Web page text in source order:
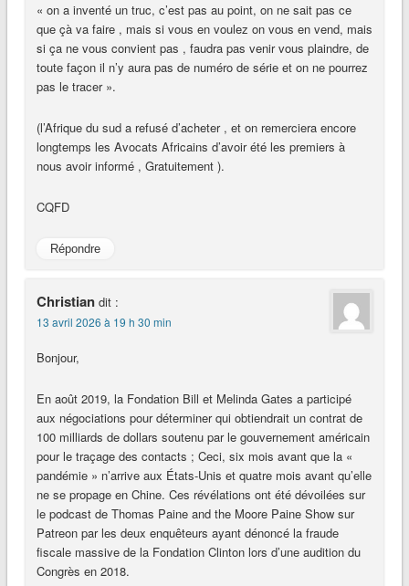
« on a inventé un truc, c’est pas au point, on ne sait pas ce
que çà va faire , mais si vous en voulez on vous en vend, mais
si ça ne vous convient pas , faudra pas venir vous plaindre, de
toute façon il n’y aura pas de numéro de série et on ne pourrez
pas le tracer ».
(l’Afrique du sud a refusé d’acheter , et on remerciera encore
longtemps les Avocats Africains d’avoir été les premiers à
nous avoir informé , Gratuitement ).
CQFD
Répondre
Christian dit :
13 avril 2026 à 19 h 30 min
Bonjour,
En août 2019, la Fondation Bill et Melinda Gates a participé
aux négociations pour déterminer qui obtiendrait un contrat de
100 milliards de dollars soutenu par le gouvernement américain
pour le traçage des contacts ; Ceci, six mois avant que la «
pandémie » n’arrive aux États-Unis et quatre mois avant qu’elle
ne se propage en Chine. Ces révélations ont été dévoilées sur
le podcast de Thomas Paine and the Moore Paine Show sur
Patreon par les deux enquêteurs ayant dénoncé la fraude
fiscale massive de la Fondation Clinton lors d’une audition du
Congrès en 2018.